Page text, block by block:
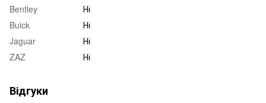
Bentley
Ні
Buick
Ні
Jaguar
Ні
ZAZ
Ні
Відгуки